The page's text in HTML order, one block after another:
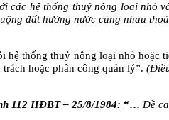
các hệ thống thuỷ nông loại nhỏ
đất h­ưởng nư­ớc cùng nhau
hệ thống thuỷ nông loại nhỏ hoặc
hoặc phân công quản lý”.
112 HĐBT – 25/8/1984: “… Đề